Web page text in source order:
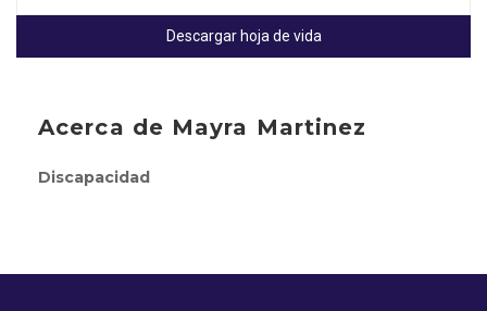
Descargar hoja de vida
Acerca de Mayra Martinez
Discapacidad